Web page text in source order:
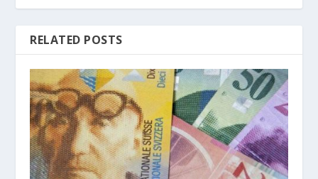
RELATED POSTS